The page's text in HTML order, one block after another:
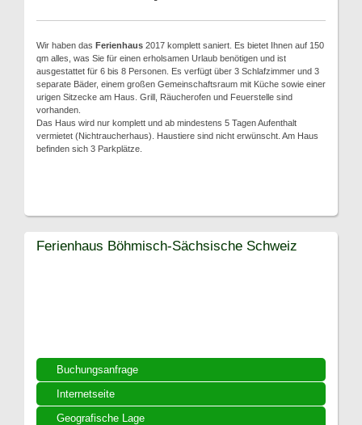
Wir haben das Ferienhaus 2017 komplett saniert. Es bietet Ihnen auf 150
qm alles, was Sie für einen erholsamen Urlaub benötigen und ist
ausgestattet für 6 bis 8 Personen. Es verfügt über 3 Schlafzimmer und 3
separate Bäder, einem großen Gemeinschaftsraum mit Küche sowie einer
urigen Sitzecke am Haus. Grill, Räucherofen und Feuerstelle sind
vorhanden.
Das Haus wird nur komplett und ab mindestens 5 Tagen Aufenthalt
vermietet (Nichtraucherhaus). Haustiere sind nicht erwünscht. Am Haus
befinden sich 3 Parkplätze.
Buchungsanfrage
Internetseite
Geografische Lage
Ferienhaus Böhmisch-Sächsische Schweiz